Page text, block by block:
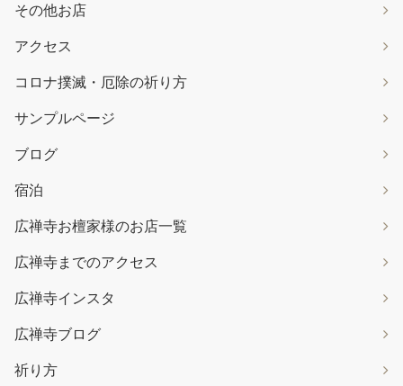
その他お店
アクセス
コロナ撲滅・厄除の祈り方
サンプルページ
ブログ
宿泊
広禅寺お檀家様のお店一覧
広禅寺までのアクセス
広禅寺インスタ
広禅寺ブログ
祈り方